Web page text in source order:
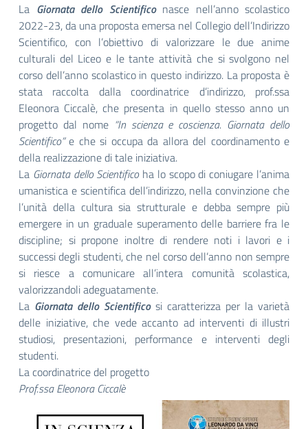
La Giornata dello Scientifico nasce nell’anno scolastico
2022-23, da una proposta emersa nel Collegio dell’Indirizzo
Scientifico, con l’obiettivo di valorizzare le due anime
culturali del Liceo e le tante attività che si svolgono nel
corso dell’anno scolastico in questo indirizzo. La proposta è
stata raccolta dalla coordinatrice d’indirizzo, prof.ssa
Eleonora Ciccalè, che presenta in quello stesso anno un
progetto dal nome “In scienza e coscienza. Giornata dello
Scientifico”e che si occupa da allora del coordinamento e
della realizzazione di tale iniziativa.
La Giornata dello Scientifico ha lo scopo di coniugare l’anima
umanistica e scientifica dell’indirizzo, nella convinzione che
l’unità della cultura sia strutturale e debba sempre più
emergere in un graduale superamento delle barriere fra le
discipline; si propone inoltre di rendere noti i lavori e i
successi degli studenti, che nel corso dell’anno non sempre
si riesce a comunicare all’intera comunità scolastica,
valorizzandoli adeguatamente.
La Giornata dello Scientifico si caratterizza per la varietà
delle iniziative, che vede accanto ad interventi di illustri
studiosi, presentazioni, performance e interventi degli
studenti.
La coordinatrice del progetto
Prof.ssa Eleonora Ciccalè